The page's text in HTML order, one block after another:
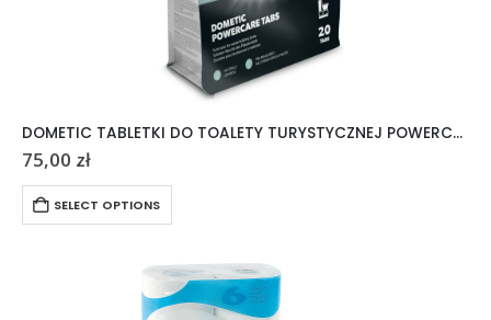
DOMETIC TABLETKI DO TOALETY TURYSTYCZNEJ POWERCARE TABS 20 SZTUK
75,00 zł
SELECT OPTIONS